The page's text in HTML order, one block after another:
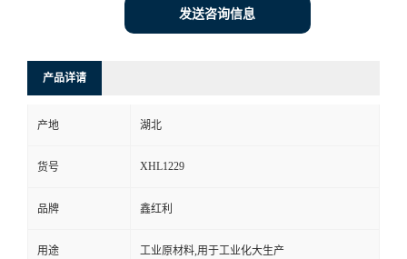
发送咨询信息
产品详请
产地 湖北
货号 XHL1229
品牌 鑫红利
用途 工业原材料,用于工业化大生产